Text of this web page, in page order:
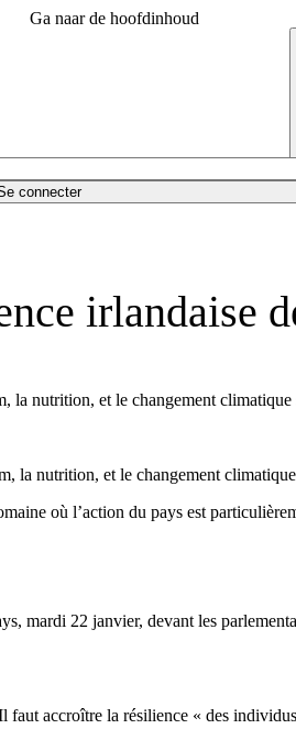
Ga naar de hoofdinhoud
connecter
irlandaise
nutrition, et le changement climatique
la nutrition, et le changement
où l’action du pays est
mardi 22 janvier, devant les
accroître la résilience « des